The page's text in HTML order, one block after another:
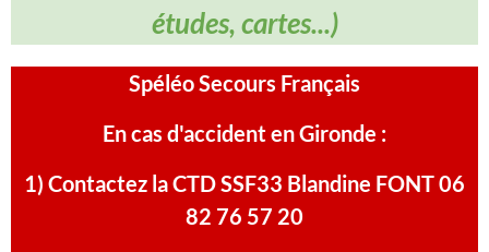
études, cartes...)
Spéléo Secours Français
En cas d'accident en Gironde :
1) Contactez la CTD SSF33 Blandine FONT 06
82 76 57 20